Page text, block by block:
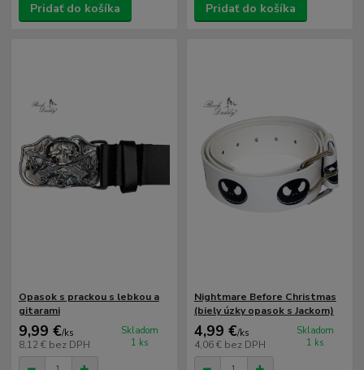
Pridať do košíka Pridať do košíka
Opasok s prackou s lebkou a
gitarami
9,99 €/ks
8,12 € bez DPH
Skladom
1 ks
Nightmare Before Christmas
(biely úzky opasok s Jackom)
4,99 €/ks
4,06 € bez DPH
Skladom
1 ks